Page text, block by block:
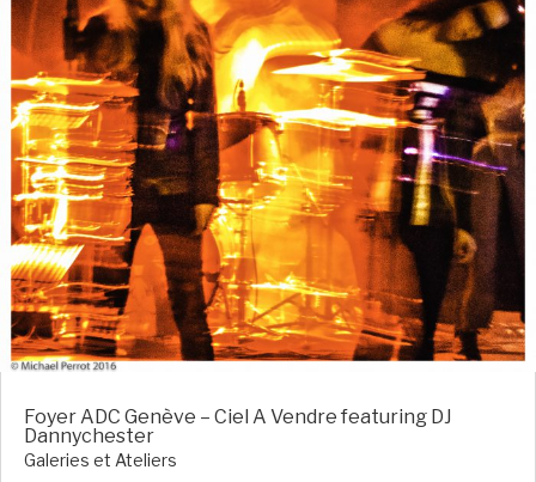
Foyer ADC Genève – Ciel A Vendre featuring DJ
Dannychester
Galeries et Ateliers